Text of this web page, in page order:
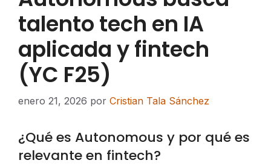
talento tech en IA
aplicada y fintech
(YC F25)
enero 21, 2026 por Cristian Tala Sánchez
¿Qué es Autonomous y por qué es
relevante en fintech?